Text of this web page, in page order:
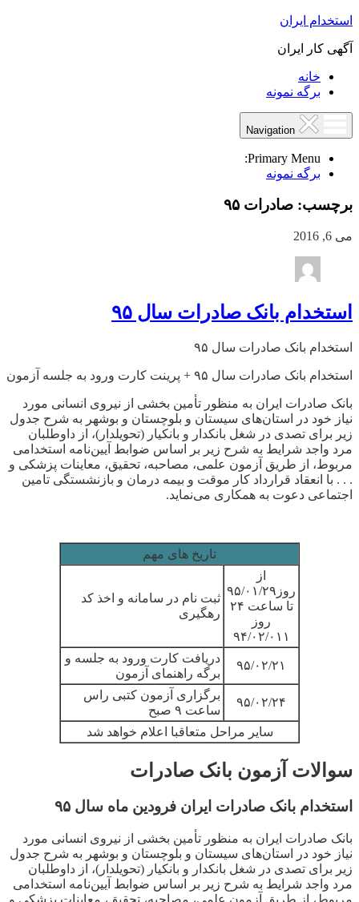
استخدام ایران
آگهی کار ایران
خانه
برگه نمونه
Primary Menu:
برگه نمونه
برچسب: صادرات ۹۵
می 6, 2016
استخدام بانک صادرات سال ۹۵
استخدام بانک صادرات سال ۹۵
استخدام بانک صادرات سال ۹۵ + پرینت کارت ورود به جلسه آزمون
بانک صادرات ایران به منظور تأمین بخشی از نیروی انسانی مورد
نیاز خود در استان‌های سیستان و بلوچستان و بوشهر به شرح جدول
زیر برای تصدی در شغل بانکدار و بانکیار (تحویلدار)، از داوطلبان
مرد واجد شرایط به شرح زیر بر اساس ضوابط آیین‌نامه استخدامی
مربوط، از طریق آزمون علمی، مصاحبه، تحقیق، معاینات پزشکی و
. . . با انعقاد قرارداد کار موقت و بیمه درمان و بازنشستگی تامین
اجتماعی دعوت به همکاری می‌نماید.
تاریخ های مهم
از
روز ۹۵/۰۱/۲۹
تا ساعت ۲۴
روز
۹۴/۰۲/۰۱۱
ثبت نام در سامانه و اخذ کد
رهگیری
۹۵/۰۲/۲۱
دریافت کارت ورود به جلسه و
برگه راهنمای آزمون
۹۵/۰۲/۲۴
برگزاری آزمون کتبی راس
ساعت ۹ صبح
سایر مراحل متعاقبا اعلام خواهد شد
سوالات آزمون بانک صادرات
استخدام بانک صادرات ایران فرودین ماه سال ۹۵
بانک صادرات ایران به منظور تأمین بخشی از نیروی انسانی مورد
نیاز خود در استان‌های سیستان و بلوچستان و بوشهر به شرح جدول
زیر برای تصدی در شغل بانکدار و بانکیار (تحویلدار)، از داوطلبان
مرد واجد شرایط به شرح زیر بر اساس ضوابط آیین‌نامه استخدامی
مربوط، از طریق آزمون علمی، مصاحبه، تحقیق، معاینات پزشکی و